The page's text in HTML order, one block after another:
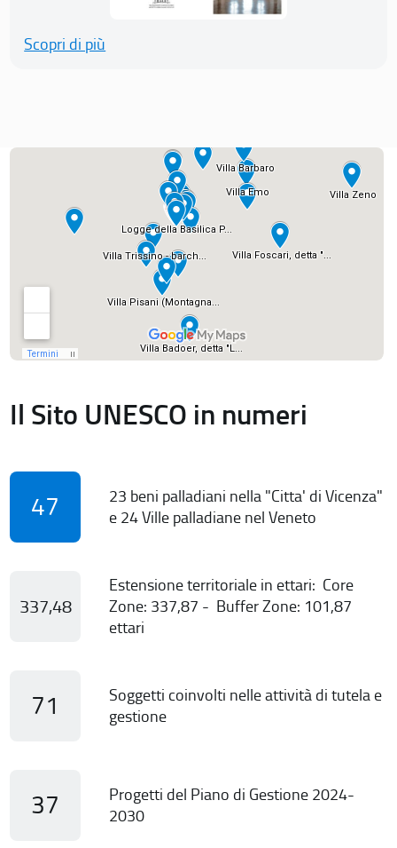
Scopri di più
Il Sito UNESCO in numeri
47
23 beni palladiani nella "Citta' di Vicenza"
e 24 Ville palladiane nel Veneto
337,48
Estensione territoriale in ettari: Core
Zone: 337,87 - Buffer Zone: 101,87
ettari
71
Soggetti coinvolti nelle attività di tutela e
gestione
37
Progetti del Piano di Gestione 2024-
2030